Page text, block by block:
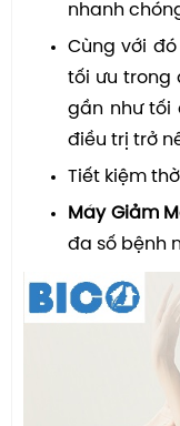
nhanh
Cùng với
tối ưu trong
gần như tối
điều trị trở
Tiết kiệm
Máy Giảm
đa số bệnh